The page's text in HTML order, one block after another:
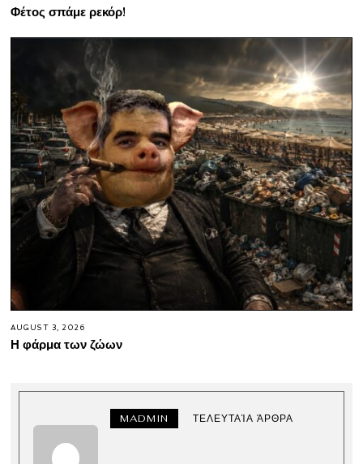
Φέτος σπάμε ρεκόρ!
AUGUST 3, 2026
Η φάρμα των ζώων
MADMIN ΤΕΛΕΥΤΑΊΑ ΆΡΘΡΑ